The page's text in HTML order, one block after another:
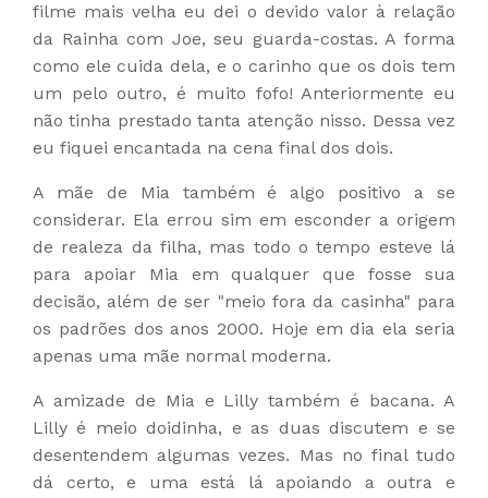
filme mais velha eu dei o devido valor à relação
da Rainha com Joe, seu guarda-costas. A forma
como ele cuida dela, e o carinho que os dois tem
um pelo outro, é muito fofo! Anteriormente eu
não tinha prestado tanta atenção nisso. Dessa vez
eu fiquei encantada na cena final dos dois.
A mãe de Mia também é algo positivo a se
considerar. Ela errou sim em esconder a origem
de realeza da filha, mas todo o tempo esteve lá
para apoiar Mia em qualquer que fosse sua
decisão, além de ser "meio fora da casinha" para
os padrões dos anos 2000. Hoje em dia ela seria
apenas uma mãe normal moderna.
A amizade de Mia e Lilly também é bacana. A
Lilly é meio doidinha, e as duas discutem e se
desentendem algumas vezes. Mas no final tudo
dá certo, e uma está lá apoiando a outra e